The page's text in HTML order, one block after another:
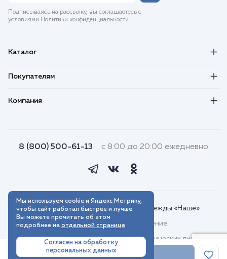
В корзину
Подписываясь на рассылку, вы соглашаетесь с
условиями Политики конфиденциальности
Каталог
Покупателям
Компания
8 (800) 500-61-13 с 8:00 до 20:00 ежедневно
© 2018–2026. Интернет-магазин одежды «Наше»
Пользовательское соглашение
Договор присоединения для юридических лиц
Политика обработки персональных данных
Мы используем cookie и Яндекс Метрику,
чтобы сайт работал быстрее и лучше.
Вы можете прочитать об этом
подробнее на отдельной странице
Согласен на обработку
персональных данных